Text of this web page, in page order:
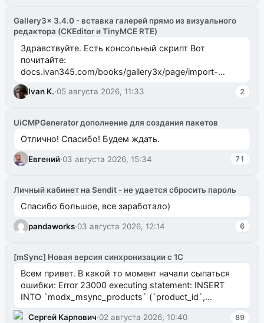
Gallery3x 3.4.0 - вставка галерей прямо из визуального
редактора (CKEditor и TinyMCE RTE)
Здравствуйте. Есть консольный скрипт Вот
почитайте:
docs.ivan345.com/books/gallery3x/page/import-
ms2galleryphp
Ivan K.·05 августа 2026, 11:33 2
UiCMPGenerator дополнение для создания пакетов
Отлично! Спасибо! Будем ждать.
Евгений·03 августа 2026, 15:34 71
Личный кабинет на Sendit - не удается сбросить пароль
Спасибо большое, все заработало)
pandaworks·03 августа 2026, 12:14 6
[mSync] Новая версия синхронизации с 1С
Всем привет. В какой то момент начали сыпаться
ошибки: Error 23000 executing statement: INSERT
INTO `modx_msync_products` (`product_id`,
`uuid_1c`) VALUES ...
Сергей Карпович·02 августа 2026, 10:40 89